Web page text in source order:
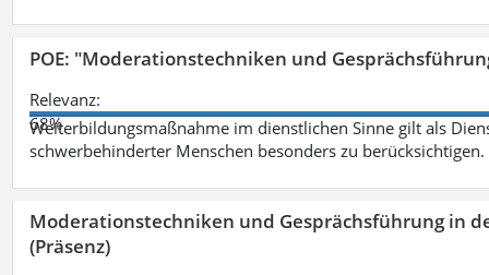
POE: "Moderationstechniken und
Relevanz:
68%
Weiterbildungsmaßnahme im dienstlichen Sinne gilt als
schwerbehinderter Menschen besonders zu berücksichtigen.
Moderationstechniken und Gesprächsführung in
(Präsenz)